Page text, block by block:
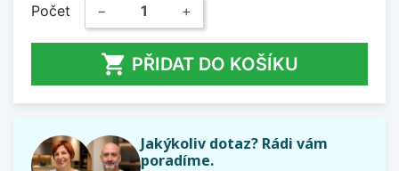
Počet − +
 PŘIDAT DO KOŠÍKU
Jakýkoliv dotaz? Rádi vám
poradíme.